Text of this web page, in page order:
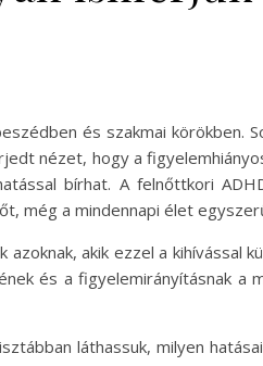
és szakmai körökben.
nézet, hogy a
bírhat. A felnőttkori
még a mindennapi élet
akik ezzel a kihívással
és a figyelemirányításnak a
láthassuk, milyen